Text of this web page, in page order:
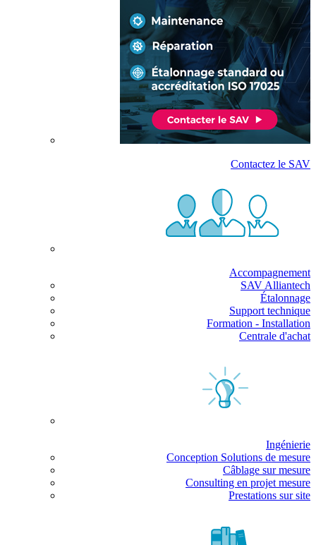
Contactez le SAV
Accompagnement
SAV Alliantech
Étalonnage
Support technique
Formation - Installation
Centrale d'achat
Ingénierie
Conception Solutions de mesure
Câblage sur mesure
Consulting en projet mesure
Prestations sur site